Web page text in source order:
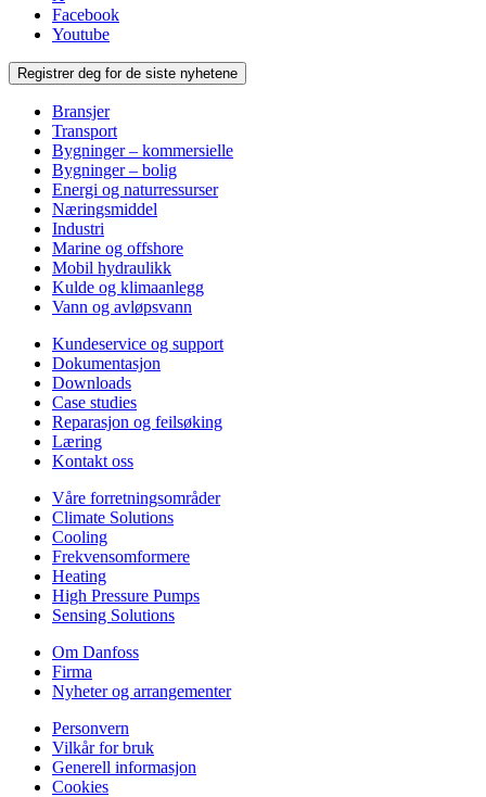
Facebook
Youtube
Registrer deg for de siste nyhetene
Bransjer
Transport
Bygninger – kommersielle
Bygninger – bolig
Energi og naturressurser
Næringsmiddel
Industri
Marine og offshore
Mobil hydraulikk
Kulde og klimaanlegg
Vann og avløpsvann
Kundeservice og support
Dokumentasjon
Downloads
Case studies
Reparasjon og feilsøking
Læring
Kontakt oss
Våre forretningsområder
Climate Solutions
Cooling
Frekvensomformere
Heating
High Pressure Pumps
Sensing Solutions
Om Danfoss
Firma
Nyheter og arrangementer
Personvern
Vilkår for bruk
Generell informasjon
Cookies